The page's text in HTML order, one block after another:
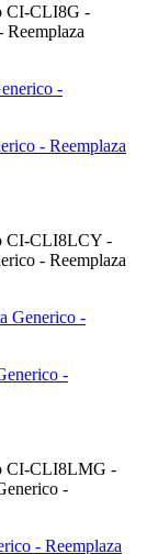
CI-CLI8G -
- Reemplaza
CI-CLI8LCY -
- Reemplaza
-
CI-CLI8LMG -
-